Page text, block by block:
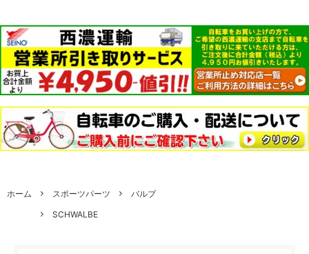
ホーム スポーツパーツ
バルブ
SCHWALBE